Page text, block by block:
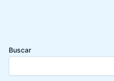
Buscar